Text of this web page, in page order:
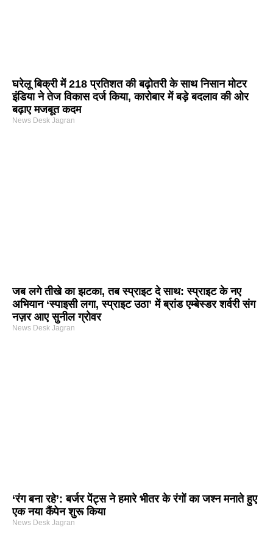
घरेलू बिक्री में 218 प्रतिशत की बढ़ोतरी के साथ निसान मोटर
इंडिया ने तेज विकास दर्ज किया, कारोबार में बड़े बदलाव की ओर
बढ़ाए मजबूत कदम
News Desk Jagran
जब लगे तीखे का झटका, तब स्प्राइट दे साथ: स्प्राइट के नए
अभियान ‘स्पाइसी लगा, स्प्राइट उठा’ में ब्रांड एम्बेस्डर शर्वरी संग
नज़र आए सुनील ग्रोवर
News Desk Jagran
‘रंग बना रहे’: बर्जर पेंट्स ने हमारे भीतर के रंगों का जश्न मनाते हुए
एक नया कैंपेन शुरू किया
News Desk Jagran